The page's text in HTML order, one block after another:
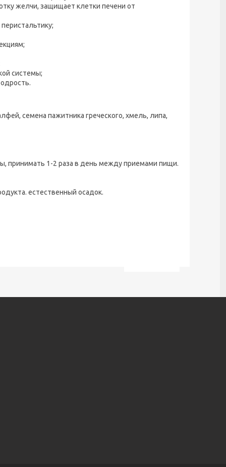
желчи, защищает клетки печени от
системы;
семена пажитника греческого, хмель, липа,
принимать 1-2 раза в день между приемами пищи.
естественный осадок.